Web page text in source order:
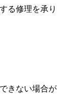
る修理を承り
きない場合が